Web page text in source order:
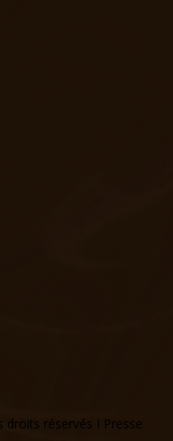
droits réservés I Presse